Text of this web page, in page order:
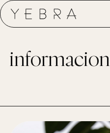
informacion